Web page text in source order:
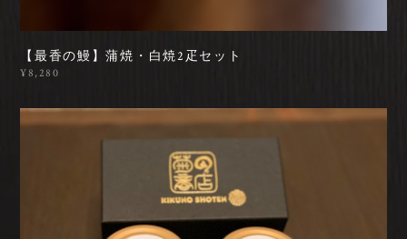
【最香の鰻】蒲焼・白焼2疋セット
¥8,280